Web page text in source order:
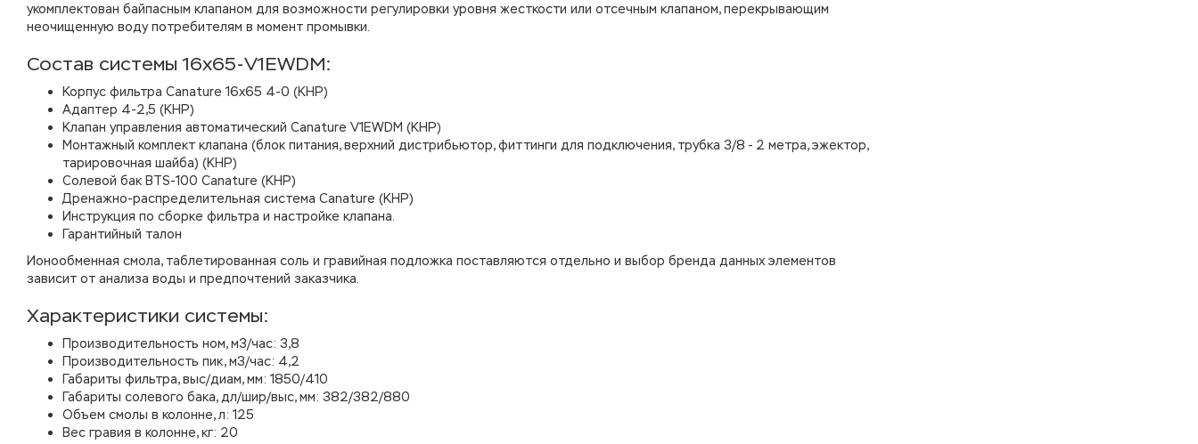
укомплектован байпасным клапаном для возможности регулировки уровня жесткости или отсечным клапаном, перекрывающим
неочищенную воду потребителям в момент промывки.
Состав системы 16х65-V1EWDM:
Корпус фильтра Canature 16х65 4-0 (КНР)
Адаптер 4-2,5 (КНР)
Клапан управления автоматический Canature V1EWDM (КНР)
Монтажный комплект клапана (блок питания, верхний дистрибьютор, фиттинги для подключения, трубка 3/8 - 2 метра, эжектор,
тарировочная шайба) (КНР)
Солевой бак BTS-100 Canature (КНР)
Дренажно-распределительная система Canature (КНР)
Инструкция по сборке фильтра и настройке клапана.
Гарантийный талон
Ионообменная смола, таблетированная соль и гравийная подложка поставляются отдельно и выбор бренда данных элементов
зависит от анализа воды и предпочтений заказчика.
Характеристики системы:
Производительность ном, м3/час: 3,8
Производительность пик, м3/час: 4,2
Габариты фильтра, выс/диам, мм: 1850/410
Габариты солевого бака, дл/шир/выс, мм: 382/382/880
Объем смолы в колонне, л: 125
Вес гравия в колонне, кг: 20